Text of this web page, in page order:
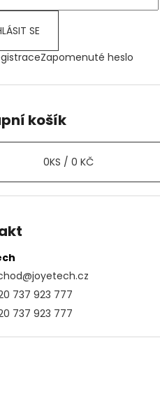
SE
Zapomenuté heslo
košík
0KS / 0 KČ
@joyetech.cz
737 923 777
737 923 777